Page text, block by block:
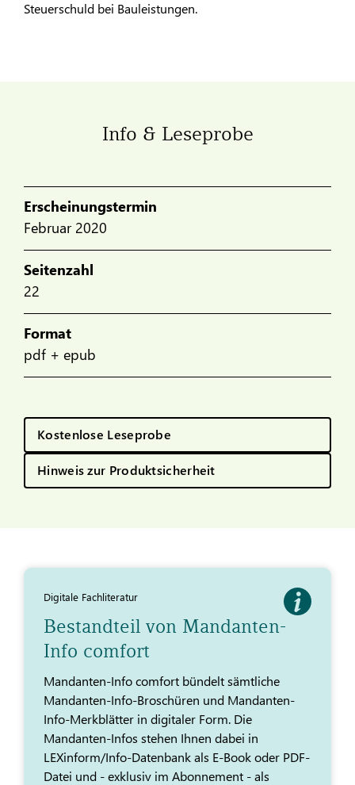
Steuerschuld bei Bauleistungen.
Info & Leseprobe
Erscheinungstermin
Februar 2020
Seitenzahl
22
Format
pdf + epub
Kostenlose Leseprobe
Hinweis zur Produktsicherheit
Digitale Fachliteratur
Bestandteil von Mandanten-
Info comfort
Mandanten-Info comfort bündelt sämtliche
Mandanten-Info-Broschüren und Mandanten-
Info-Merkblätter in digitaler Form. Die
Mandanten-Infos stehen Ihnen dabei in
LEXinform/Info-Datenbank als E-Book oder PDF-
Datei und - exklusiv im Abonnement - als